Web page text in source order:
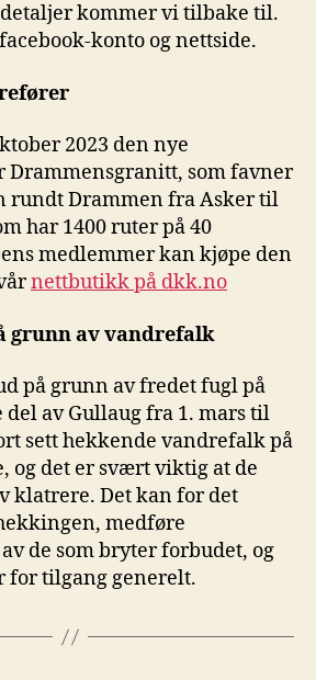
kommer vi tilbake til.
konto og nettside.
2023 den nye
som favner
Drammen fra Asker til
har 1400 ruter på 40
medlemmer kan kjøpe den
nettbutikk på dkk.no
grunn av vandrefalk
på grunn av fredet fugl på
av Gullaug fra 1. mars til
sett hekkende vandrefalk på
og det er svært viktig at de
klatrere. Det kan for det
medføre
de som bryter forbudet, og
for tilgang generelt.